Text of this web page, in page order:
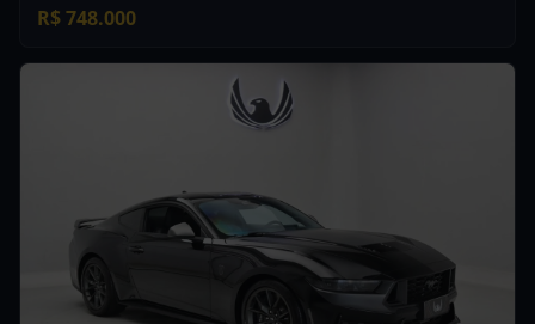
R$ 748.000